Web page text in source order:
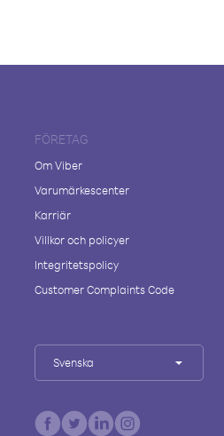
FÖRETAG
Om Viber
Varumärkescenter
Karriär
Villkor och policyer
Integritetspolicy
Customer Complaints Code
Svenska